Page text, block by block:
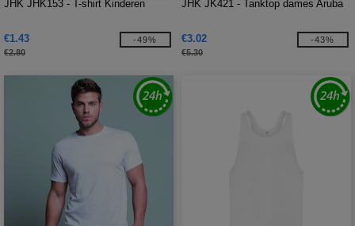
JHK JHK153 - T-shirt Kinderen
€1.43
€2.80
-49%
JHK JK421 - Tanktop dames Aruba
€3.02
€5.30
-43%